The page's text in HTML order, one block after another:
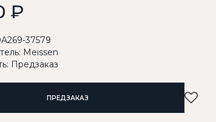
₽
37579
Meissen
Предзаказ
ПРЕДЗАКАЗ